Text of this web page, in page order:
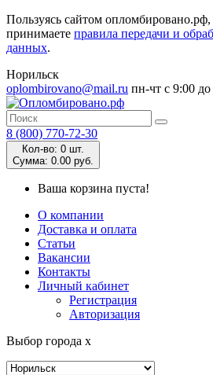
Пользуясь сайтом
принимаете правила передачи и
данных.
Норильск
oplombirovano@mail.ru пн-чт с 9:00
8 (800) 770-72-30
Кол-во: 0 шт.
Cумма: 0.00 руб.
Ваша корзина пуста!
О компании
Доставка и оплата
Статьи
Вакансии
Контакты
Личный кабинет
Регистрация
Авторизация
Выбор города x